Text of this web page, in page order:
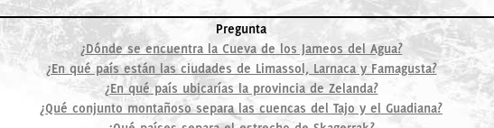
Pregunta
¿Dónde se encuentra la Cueva de los Jameos del Agua?
¿En qué país están las ciudades de Limassol, Larnaca y Famagusta?
¿En qué país ubicarías la provincia de Zelanda?
¿Qué conjunto montañoso separa las cuencas del Tajo y el Guadiana?